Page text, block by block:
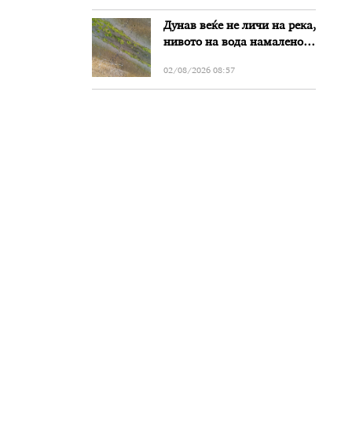
Дунав веќе не личи на река,
нивото на вода намалено
Бугарија
02/08/2026 08:57